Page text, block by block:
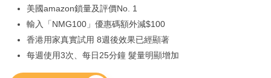
美國amazon鎖量及評價No. 1
輸入「NMG100」優惠碼額外減$100
香港用家真實試用 8週後效果已經顯著
每週使用3次、每日25分鐘 髮量明顯增加